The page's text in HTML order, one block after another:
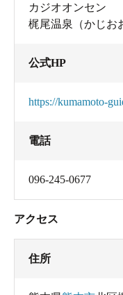
カジオオンセン
梶尾温泉（かじお
公式HP
https://kumamoto-
電話
096-245-0677
アクセス
住所